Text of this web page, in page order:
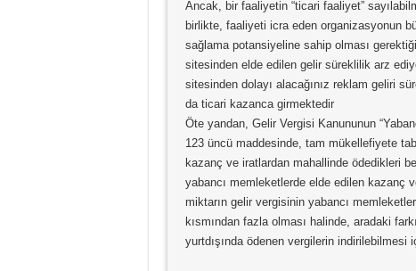
Ancak, bir faaliyetin “ticari faaliyet”
birlikte, faaliyeti icra eden organizasyonun
sağlama potansiyeline sahip olması
sitesinden elde edilen gelir süreklilik arz
sitesinden dolayı alacağınız reklam geliri
da ticari kazanca girmektedir
Öte yandan, Gelir Vergisi Kanununun
123 üncü maddesinde, tam mükellefiyete
kazanç ve iratlardan mahallinde ödedikleri
yabancı memleketlerde elde edilen kazanç
miktarın gelir vergisinin yabancı
kısmından fazla olması halinde, aradaki
yurtdışında ödenen vergilerin indirilebilmesi